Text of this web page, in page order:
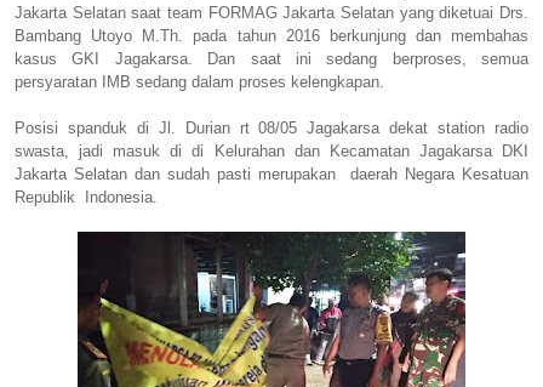
Jakarta Selatan saat team FORMAG Jakarta Selatan yang diketuai Drs.
Bambang Utoyo M.Th. pada tahun 2016 berkunjung dan membahas
kasus GKI Jagakarsa. Dan saat ini sedang berproses, semua
persyaratan IMB sedang dalam proses kelengkapan.
Posisi spanduk di Jl. Durian rt 08/05 Jagakarsa dekat station radio
swasta, jadi masuk di di Kelurahan dan Kecamatan Jagakarsa DKI
Jakarta Selatan dan sudah pasti merupakan
daerah Negara Kesatuan
Republik
Indonesia.